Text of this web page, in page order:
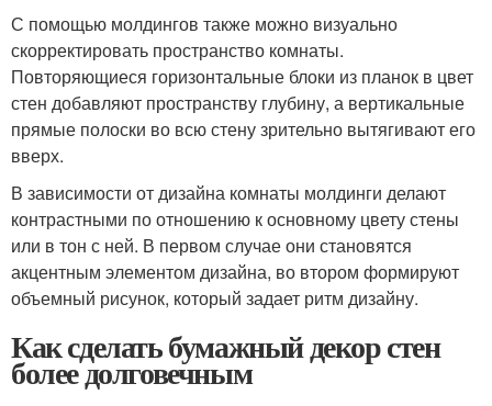
С помощью молдингов также можно визуально
скорректировать пространство комнаты.
Повторяющиеся горизонтальные блоки из планок в цвет
стен добавляют пространству глубину, а вертикальные
прямые полоски во всю стену зрительно вытягивают его
вверх.
В зависимости от дизайна комнаты молдинги делают
контрастными по отношению к основному цвету стены
или в тон с ней. В первом случае они становятся
акцентным элементом дизайна, во втором формируют
объемный рисунок, который задает ритм дизайну.
Как сделать бумажный декор стен
более долговечным